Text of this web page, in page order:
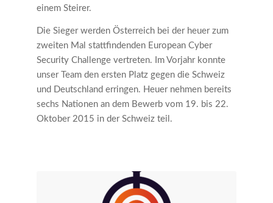
einem Steirer.
Die Sieger werden Österreich bei der heuer zum
zweiten Mal stattfindenden European Cyber
Security Challenge vertreten. Im Vorjahr konnte
unser Team den ersten Platz gegen die Schweiz
und Deutschland erringen. Heuer nehmen bereits
sechs Nationen an dem Bewerb vom 19. bis 22.
Oktober 2015 in der Schweiz teil.